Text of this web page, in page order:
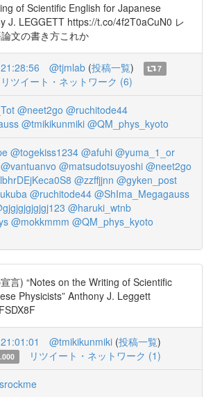
of Scientific English for Japanese
J. LEGGETT https://t.co/4f2T0aCuN0 レ
文の書き方これか
@tjmlab (投稿一覧)
7
リツイート・ネットワーク (6)
@neet2go @ruchitode44
@tmikikunmiki @QM_phys_kyoto
@togekiss1234 @afuhi @yuma_1_or
@vantuanvo @matsudotsuyoshi @neet2go
@zzffjjnn @gyken_post
@ruchitode44 @ShIma_Megagauss
@haruki_wtnb
@mokkmmm @QM_phys_kyoto
言) “Notes on the Writing of Scientific
Physicists” Anthony J. Leggett
@tmikikunmiki (投稿一覧)
リツイート・ネットワーク (1)